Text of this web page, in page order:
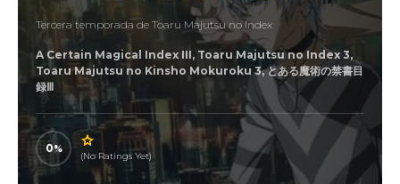
Tercera temporada de Toaru Majutsu no Index
A Certain Magical Index III, Toaru Majutsu no Index 3,
Toaru Majutsu no Kinsho Mokuroku 3, とある魔術の禁書目
録Ⅲ
0
(No Ratings Yet)